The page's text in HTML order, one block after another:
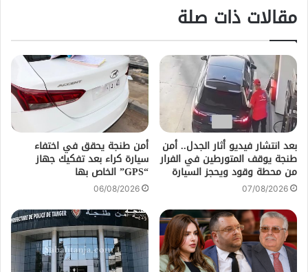
مقالات ذات صلة
بعد انتشار فيديو أثار الجدل.. أمن
طنجة يوقف المتورطين في الفرار
من محطة وقود ويحجز السيارة
07/08/2026
أمن طنجة يحقق في اختفاء
سيارة كراء بعد تفكيك جهاز
“GPS” الخاص بها
06/08/2026